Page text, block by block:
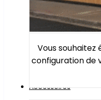
Vous souhaitez
configuration de
Accessoires